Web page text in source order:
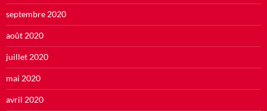
septembre 2020
août 2020
juillet 2020
mai 2020
avril 2020